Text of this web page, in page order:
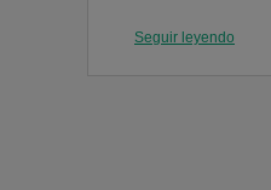
Prácticas Externas
Mantenimiento
Seguir leyendo